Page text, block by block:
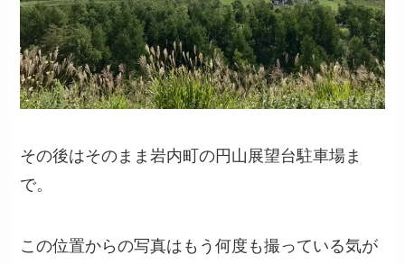
その後はそのまま岩内町の円山展望台駐車場ま
で。
この位置からの写真はもう何度も撮っている気が